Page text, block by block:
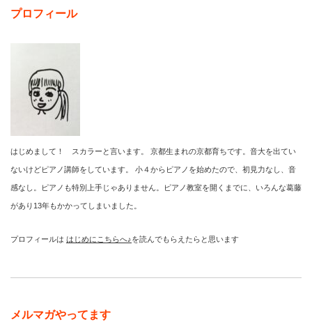
プロフィール
はじめまして！ スカラーと言います。 京都生まれの京都育ちです。音大を出てい
ないけどピアノ講師をしています。 小４からピアノを始めたので、初見力なし、音
感なし。ピアノも特別上手じゃありません。ピアノ教室を開くまでに、いろんな葛藤
があり13年もかかってしまいました。
プロフィールは はじめにこちらへ♪を読んでもらえたらと思います
メルマガやってます